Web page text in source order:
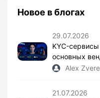
Новое в блогах
29.07.2026
KYC-
основных
Alex
21.07.2026